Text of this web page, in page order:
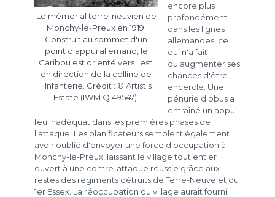
Le mémorial terre-neuvien de
Monchy-le-Preux en 1919.
Construit au sommet d'un
point d'appui allemand, le
Caribou est orienté vers l'est,
en direction de la colline de
l'Infanterie. Crédit : © Artist's
Estate (IWM Q 49547).
encore plus
profondément
dans les lignes
allemandes, ce
qui n'a fait
qu'augmenter ses
chances d'être
encerclé. Une
pénurie d'obus a
entraîné un appui-
feu inadéquat dans les premières phases de
l'attaque. Les planificateurs semblent également
avoir oublié d'envoyer une force d'occupation à
Monchy-le-Preux, laissant le village tout entier
ouvert à une contre-attaque réussie grâce aux
restes des régiments détruits de Terre-Neuve et du
1er Essex. La réoccupation du village aurait fourni